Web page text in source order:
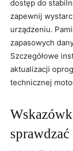
dostęp do
zapewnij
urządzeniu.
zapasowych
Szczegółowe
aktualizacji
technicznej